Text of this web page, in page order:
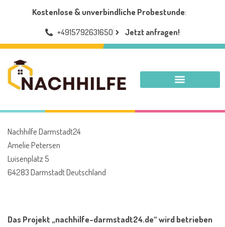
Kostenlose & unverbindliche Probestunde:
+4915792631650 Jetzt anfragen!
Nachhilfe Darmstadt24
Amelie Petersen
Luisenplatz 5
64283 Darmstadt Deutschland
Das Projekt „nachhilfe-darmstadt24.de“ wird betrieben